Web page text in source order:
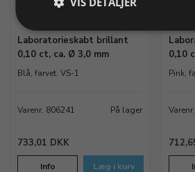
Laboratorieskabt brillant
0,10 ct, ca. Ø 3,0 mm
Blå, farvet. VS-1
Varenr. 806241 På lager
733,01 DKK
Info Læg i kurv
0,10
Pink,